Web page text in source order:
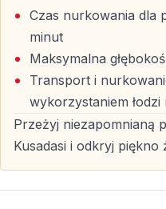
Przewodnikiem
Jedno nurkowanie
dostosowane do poziomu
Snorkeling i Czas na
Pomiędzy nurkowaniami
Czas nurkowania dla
minut
Maksymalna
Transport i
wykorzystaniem
Przeżyj niezapomnianą
Kusadasi i odkryj piękno